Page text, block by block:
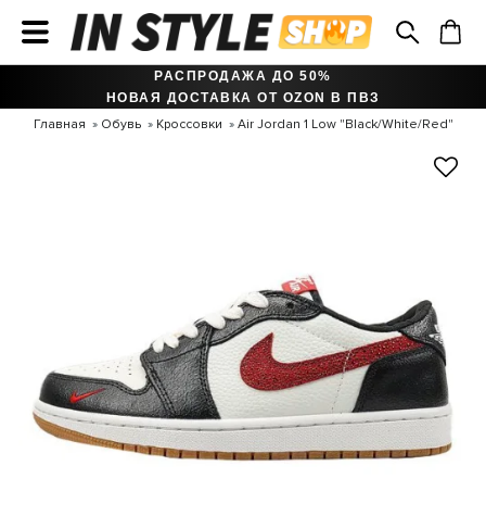
РАСПРОДАЖА ДО 50%
НОВАЯ ДОСТАВКА ОТ OZON В ПВЗ
Главная Обувь Кроссовки Air Jordan 1 Low "Black/White/Red"